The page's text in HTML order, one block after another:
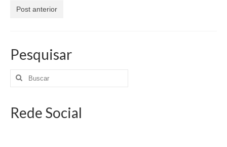
Jornais
Cartilhas
Sites Importantes
Contato
Post anterior
Pesquisar
Rede Social